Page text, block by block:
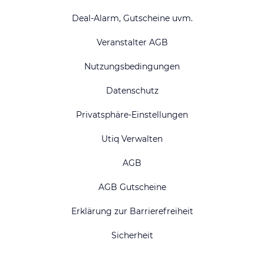
Deal-Alarm, Gutscheine uvm.
Veranstalter AGB
Nutzungsbedingungen
Datenschutz
Privatsphäre-Einstellungen
Utiq Verwalten
AGB
AGB Gutscheine
Erklärung zur Barrierefreiheit
Sicherheit